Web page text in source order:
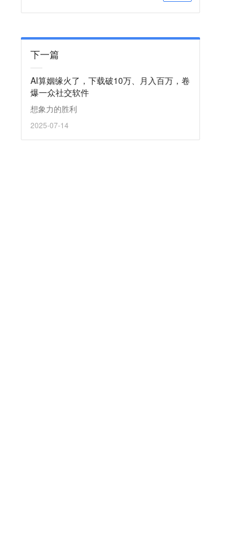
下一篇
AI算姻缘火了，下载破10万、月入百万，卷
爆一众社交软件
想象力的胜利
2025-07-14